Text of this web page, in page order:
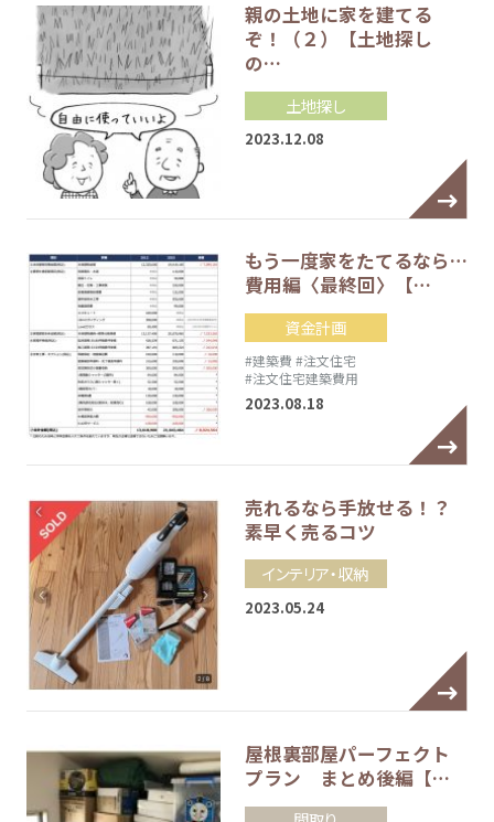
親の土地に家を建てる
ぞ！（２）【土地探し
の…
土地探し
2023.12.08
もう一度家をたてるなら…
費用編〈最終回〉【…
資金計画
#建築費 #注文住宅
#注文住宅建築費用
2023.08.18
売れるなら手放せる！？
素早く売るコツ
インテリア・収納
2023.05.24
屋根裏部屋パーフェクト
プラン まとめ後編【…